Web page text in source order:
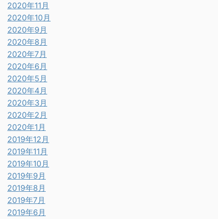
2020年11月
2020年10月
2020年9月
2020年8月
2020年7月
2020年6月
2020年5月
2020年4月
2020年3月
2020年2月
2020年1月
2019年12月
2019年11月
2019年10月
2019年9月
2019年8月
2019年7月
2019年6月